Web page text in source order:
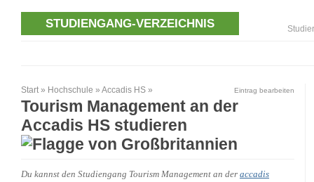
STUDIENGANG-VERZEICHNIS
Start » Hochschule » Accadis HS » Eintrag bearbeiten
Tourism Management an der
Accadis HS studieren
Du kannst den Studiengang Tourism Management an der accadis